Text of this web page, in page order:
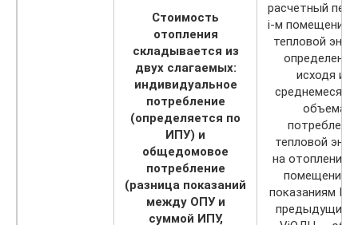
Стоимость
отопления
складывается из
двух слагаемых:
индивидуальное
потребление
(определяется по
ИПУ) и
общедомовое
потребление
(разница показаний
между ОПУ и
суммой ИПУ,
расчетный
i-м помещении
тепловой
исходя из
объема
тепловой
на отопление
помещении
показаниям
предыдущий